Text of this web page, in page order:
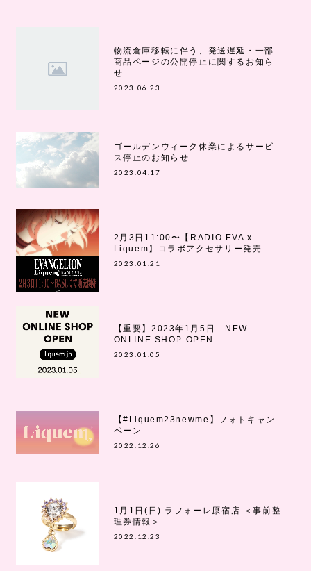
物流倉庫移転に伴う、発送遅延・一部
商品ページの公開停止に関するお知ら
せ
2023.06.23
ゴールデンウィーク休業によるサービ
ス停止のお知らせ
2023.04.17
2月3日11:00〜【RADIO EVA x
Liquem】コラボアクセサリー発売
2023.01.21
【重要】2023年1月5日 NEW
ONLINE SHOP OPEN
2023.01.05
【#Liquem23newme】フォトキャン
ペーン
2022.12.26
1月1日(日) ラフォーレ原宿店 ＜事前整
理券情報＞
2022.12.23